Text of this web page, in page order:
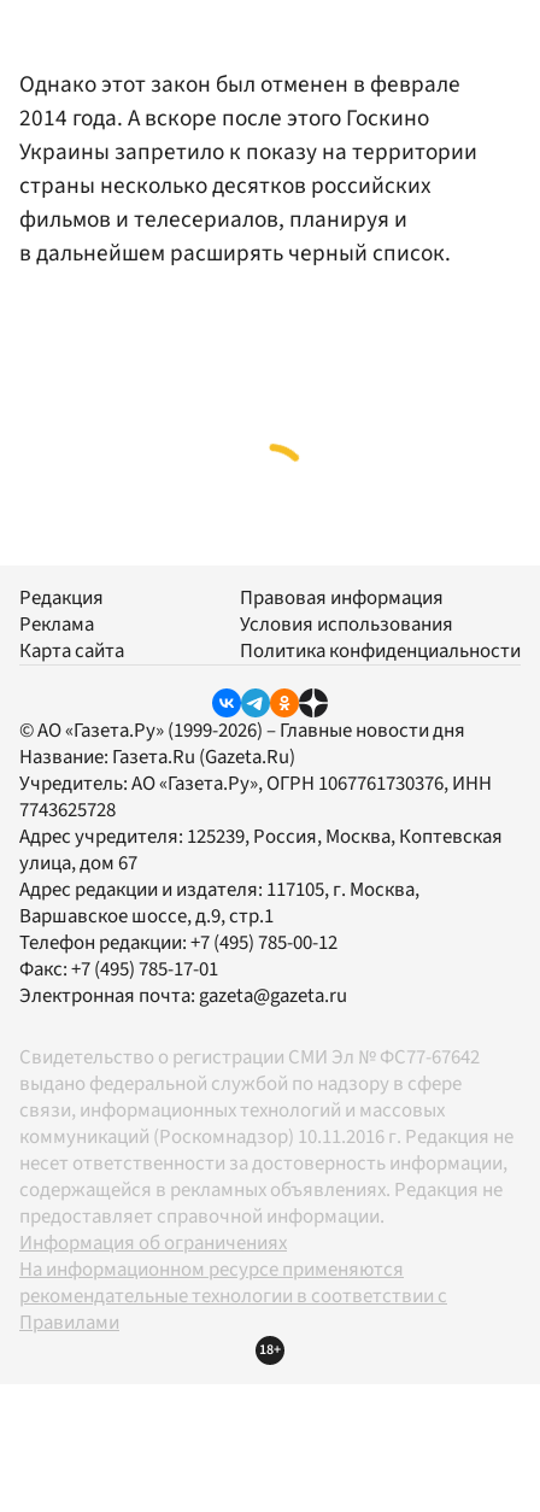
Однако этот закон был отменен в феврале
2014 года. А вскоре после этого Госкино
Украины запретило к показу на территории
страны несколько десятков российских
фильмов и телесериалов, планируя и
в дальнейшем расширять черный список.
Редакция
Реклама
Карта сайта
Правовая информация
Условия использования
Политика конфиденциальности
© АО «Газета.Ру» (1999-2026) – Главные новости дня
Название: Газета.Ru (Gazeta.Ru)
Учредитель:АО «Газета.Ру», ОГРН 1067761730376, ИНН
7743625728
Адрес учредителя: 125239, Россия, Москва, Коптевская
улица, дом 67
Адрес редакции и издателя: 117105, г. Москва,
Варшавское шоссе, д.9, стр.1
Телефон редакции:+7 (495) 785-00-12
Факс:+7 (495) 785-17-01
Электронная почта:gazeta@gazeta.ru
Свидетельство о регистрации СМИ Эл № ФС77-67642
выдано федеральной службой по надзору в сфере
связи, информационных технологий и массовых
коммуникаций (Роскомнадзор) 10.11.2016 г. Редакция не
несет ответственности за достоверность информации,
содержащейся в рекламных объявлениях. Редакция не
предоставляет справочной информации.
Информация об ограничениях
На информационном ресурсе применяются
рекомендательные технологии в соответствии с
Правилами
18+